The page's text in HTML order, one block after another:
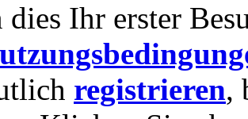
dies Ihr erster
registrieren,